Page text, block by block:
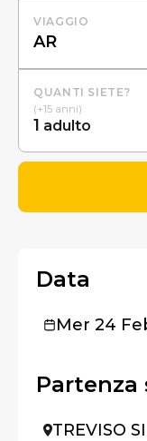
VIAGGIO
QUANTI SIETE?
(+15 anni)
1 adulto
Data
Mer 24
Partenza
TREVISO